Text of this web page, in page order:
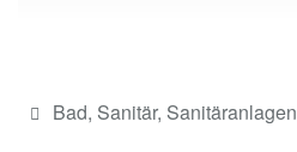
Bad, Sanitär, Sanitäranlagen